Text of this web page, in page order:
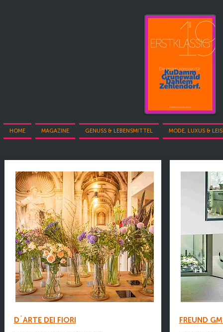
HOME MAGAZINE GENUSS & LEBENSMITTEL MODE, LUXUS &
D´ARTE DEI FIORI FREUND